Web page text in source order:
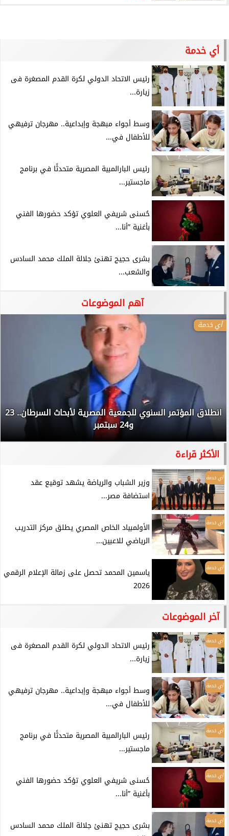
أي خدمة
رئيس الاتحاد الدولي لكرة القدم المصغرة فى
زيارة...
وسط أجواء مبهجة وإبداعية.. مهرجان ترفيهي
للأطفال في...
رئيس البارالمبية المصرية متحدثًا في برنامج
ماجستير...
حُسنى شريفي العلوي تؤكد حضورها الفني
بأغنية ”أنا...
بشرى حجيج تهنئ جلالة الملك محمد السادس
والشعب...
آهم الموضوعات
أي خدمة
انطلاق المؤتمر السنوي للجمعية المصرية لأبحاث السرطان.. 23
و24 سبتمبر
الأكثر قراءة
أي خدمة
وزير الشباب والرياضة يشهد توقيع عقد
استضافة مصر...
أي خدمة
الأولمبياد الخاص المصري يطلق مركز التدريب
الرياضي للاعبين...
أي خدمة
ياسمين المحمد تحصل على زمالة الإعلام الرقمي
2026
آخر الموضوعات
أي خدمة
رئيس الاتحاد الدولي لكرة القدم المصغرة فى
زيارة...
أي خدمة
وسط أجواء مبهجة وإبداعية.. مهرجان ترفيهي
للأطفال في...
أي خدمة
رئيس البارالمبية المصرية متحدثًا في برنامج
ماجستير...
أي خدمة
حُسنى شريفي العلوي تؤكد حضورها الفني
بأغنية ”أنا...
أي خدمة
بشرى حجيج تهنئ جلالة الملك محمد السادس